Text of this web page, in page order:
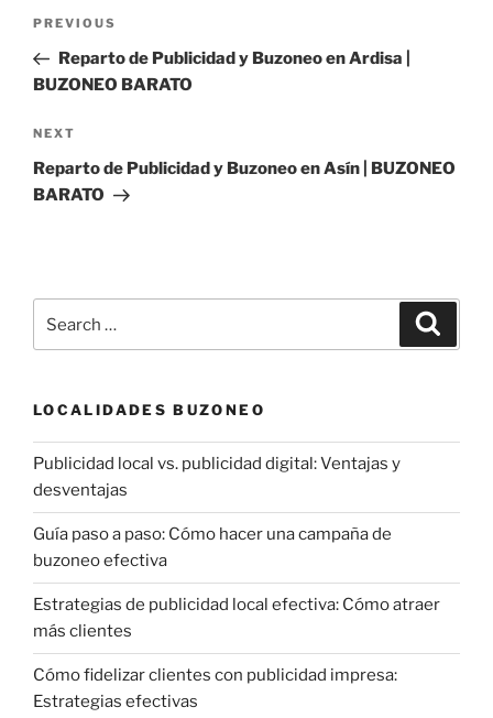
Previous
Post
PREVIOUS
Reparto de Publicidad y Buzoneo en Ardisa |
BUZONEO BARATO
Next
Post
NEXT
Reparto de Publicidad y Buzoneo en Asín | BUZONEO
BARATO
LOCALIDADES BUZONEO
Publicidad local vs. publicidad digital: Ventajas y
desventajas
Guía paso a paso: Cómo hacer una campaña de
buzoneo efectiva
Estrategias de publicidad local efectiva: Cómo atraer
más clientes
Cómo fidelizar clientes con publicidad impresa:
Estrategias efectivas